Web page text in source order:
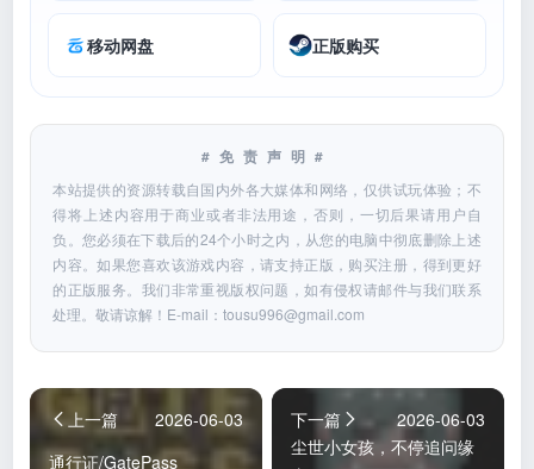
移动网盘 正版购买
#免责声明#
本站提供的资源转载自国内外各大媒体和网络，仅供试玩体验；不
得将上述内容用于商业或者非法用途，否则，一切后果请用户自
负。您必须在下载后的24个小时之内，从您的电脑中彻底删除上述
内容。如果您喜欢该游戏内容，请支持正版，购买注册，得到更好
的正版服务。我们非常重视版权问题，如有侵权请邮件与我们联系
处理。敬请谅解！E-mail：tousu996@gmail.com
上一篇
2026-06-03
通行证/GatePass
下一篇
2026-06-03
尘世小女孩，不停追问缘